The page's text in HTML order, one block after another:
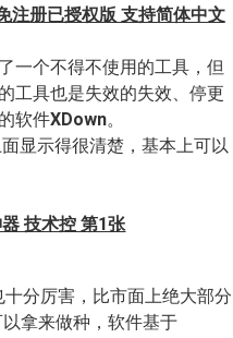
册已授权版 支持简体中文
一个不得不使用的工具，但
工具也是失效的失效、停更
软件XDown。
显示得很清楚，基本上可以
分厉害，比市面上绝大部分
拿来做种，软件基于